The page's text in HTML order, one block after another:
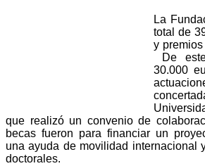
La
total de
y
De
30.000
que realizó un convenio de
becas fueron para financiar un
una ayuda de movilidad internacional
doctorales.